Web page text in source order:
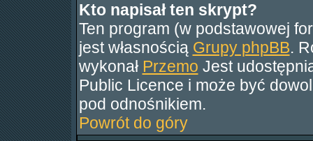
Kto napisał ten skrypt?
Ten program (w podstawowej
jest własnością Grupy phpBB.
wykonał Przemo Jest
Public Licence i może być
pod odnośnikiem.
Powrót do góry